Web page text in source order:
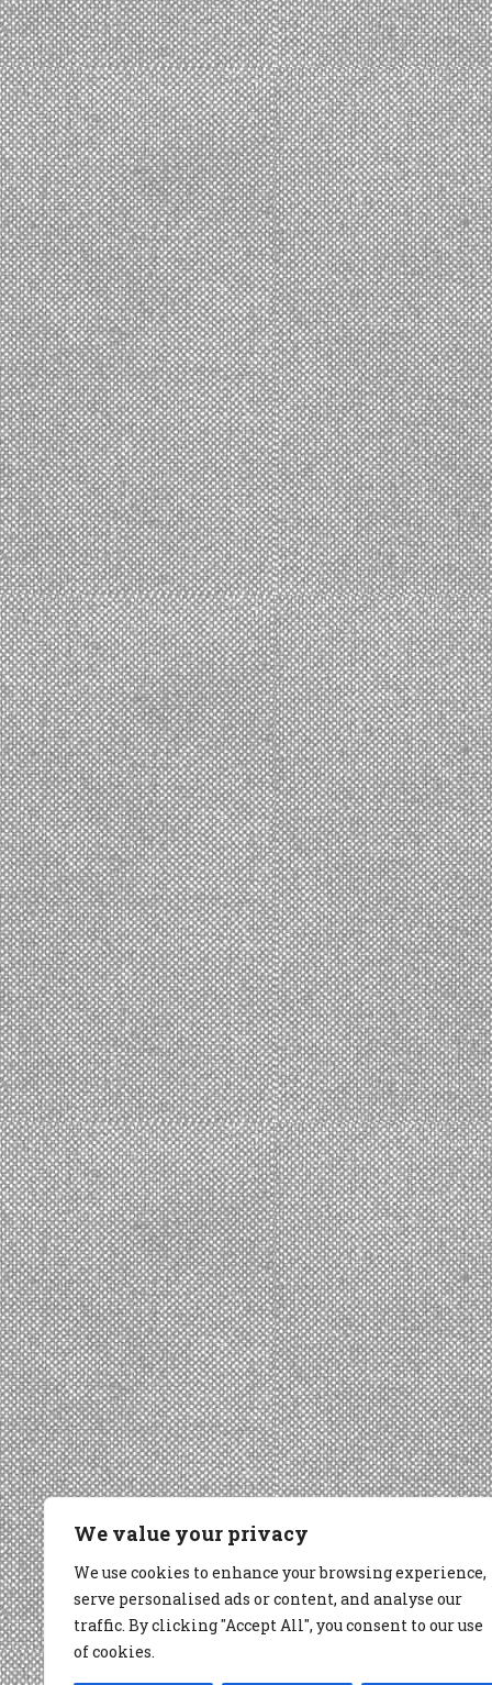
We value your privacy
We use cookies to enhance your browsing experience,
serve personalised ads or content, and analyse our
traffic. By clicking "Accept All", you consent to our use
of cookies.